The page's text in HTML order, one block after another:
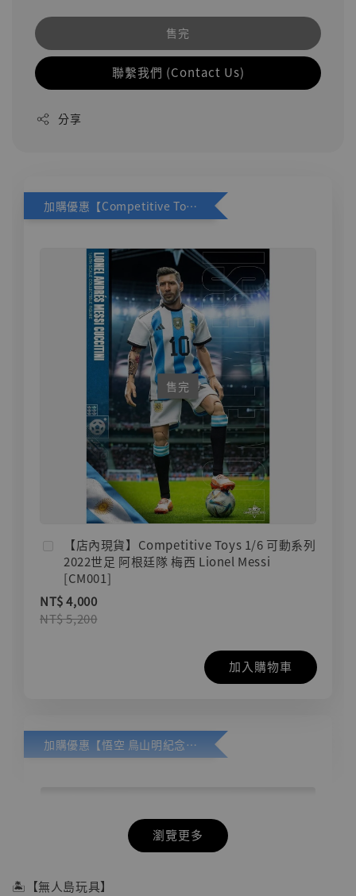
售完
聯繫我們 (Contact Us)
分享
加購優惠【Competitive Toys 梅西 [CM001]】
售完
【店內現貨】Competitive Toys 1/6 可動系列
2022世足 阿根廷隊 梅西 Lionel Messi
[CM001]
NT$ 4,000
NT$ 5,200
加入購物車
加購優惠【悟空 鳥山明紀念款 [奇蹟工作室]】
瀏覽更多
🏝【無人島玩具】